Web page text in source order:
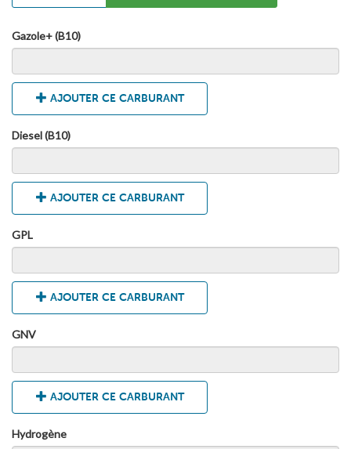
Gazole+ (B10)
AJOUTER CE CARBURANT
Diesel (B10)
AJOUTER CE CARBURANT
GPL
AJOUTER CE CARBURANT
GNV
AJOUTER CE CARBURANT
Hydrogène